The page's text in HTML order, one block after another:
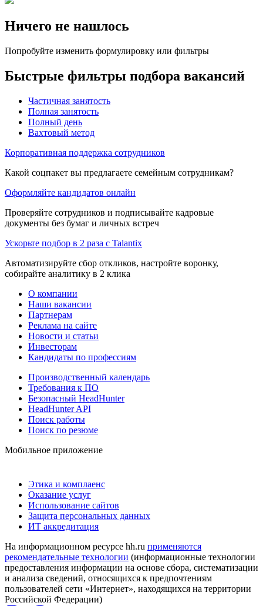
Ничего не нашлось
Попробуйте изменить формулировку или фильтры
Быстрые фильтры подбора вакансий
Частичная занятость
Полная занятость
Полный день
Вахтовый метод
Корпоративная поддержка сотрудников
Какой соцпакет вы предлагаете семейным сотрудникам?
Оформляйте кандидатов онлайн
Проверяйте сотрудников и подписывайте кадровые
документы без бумаг и личных встреч
Ускорьте подбор в 2 раза с Talantix
Автоматизируйте сбор откликов, настройте воронку,
собирайте аналитику в 2 клика
О компании
Наши вакансии
Партнерам
Реклама на сайте
Новости и статьи
Инвесторам
Кандидаты по профессиям
Производственный календарь
Требования к ПО
Безопасный HeadHunter
HeadHunter API
Поиск работы
Поиск по резюме
Мобильное приложение
Этика и комплаенс
Оказание услуг
Использование сайтов
Защита персональных данных
ИТ аккредитация
На информационном ресурсе hh.ru применяются
рекомендательные технологии (информационные технологии
предоставления информации на основе сбора, систематизации
и анализа сведений, относящихся к предпочтениям
пользователей сети «Интернет», находящихся на территории
Российской Федерации)